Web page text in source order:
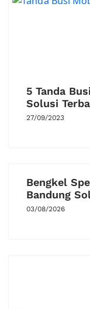
5 Tanda
Solusi
27/09/2023
Bengkel
Bandung
03/08/2026